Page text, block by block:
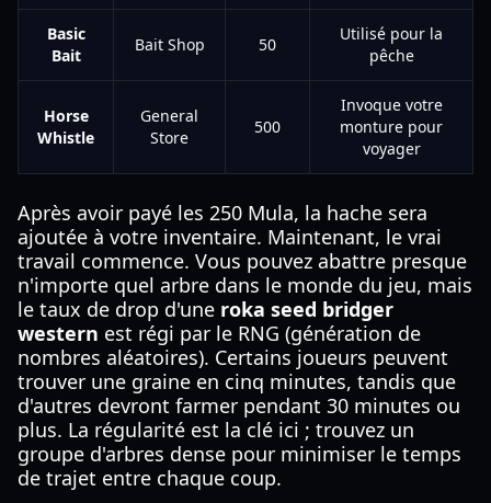
Basic
Bait
Bait Shop 50
Utilisé pour la
pêche
Horse
Whistle
General
Store
500
Invoque votre
monture pour
voyager
Après avoir payé les 250 Mula, la hache sera
ajoutée à votre inventaire. Maintenant, le vrai
travail commence. Vous pouvez abattre presque
n'importe quel arbre dans le monde du jeu, mais
le taux de drop d'une roka seed bridger
western est régi par le RNG (génération de
nombres aléatoires). Certains joueurs peuvent
trouver une graine en cinq minutes, tandis que
d'autres devront farmer pendant 30 minutes ou
plus. La régularité est la clé ici ; trouvez un
groupe d'arbres dense pour minimiser le temps
de trajet entre chaque coup.